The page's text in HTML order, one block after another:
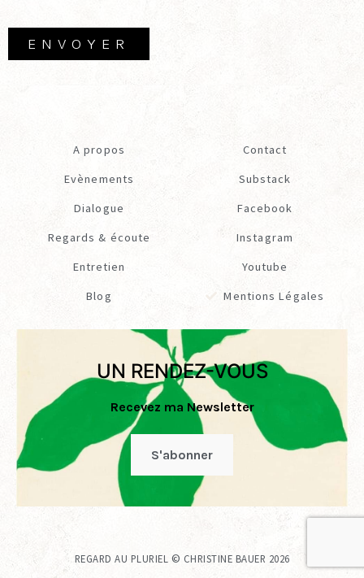
ENVOYER
A propos
Evènements
Dialogue
Regards & écoute
Entretien
Blog
Contact
Substack
Facebook
Instagram
Youtube
Mentions Légales
UN RENDEZ-VOUS
Recevez ma Newsletter
S'abonner
REGARD AU PLURIEL © CHRISTINE BAUER 2026